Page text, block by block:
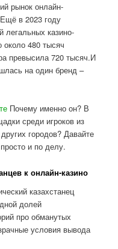
рынок онлайн-
в 2023 году
легальных казино-
около 480 тысяч
превысила 720 тысяч.И
на один бренд –
Почему именно он? В
среди игроков из
городов? Давайте
и по делу.
к онлайн-казино
казахстанец
долей
про обманутых
условия вывода